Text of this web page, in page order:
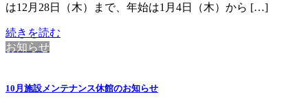
は12月28日（木）まで、年始は1月4日（木）から […]
続きを読む
お知らせ
10月施設メンテナンス休館のお知らせ